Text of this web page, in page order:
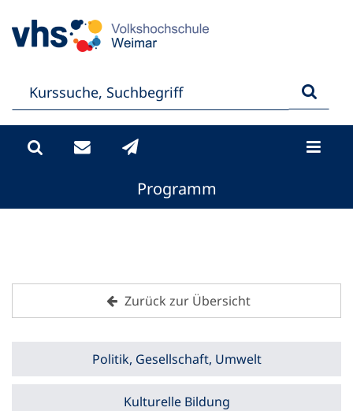
Programm
Zurück zur Übersicht
Politik, Gesellschaft, Umwelt
Kulturelle Bildung